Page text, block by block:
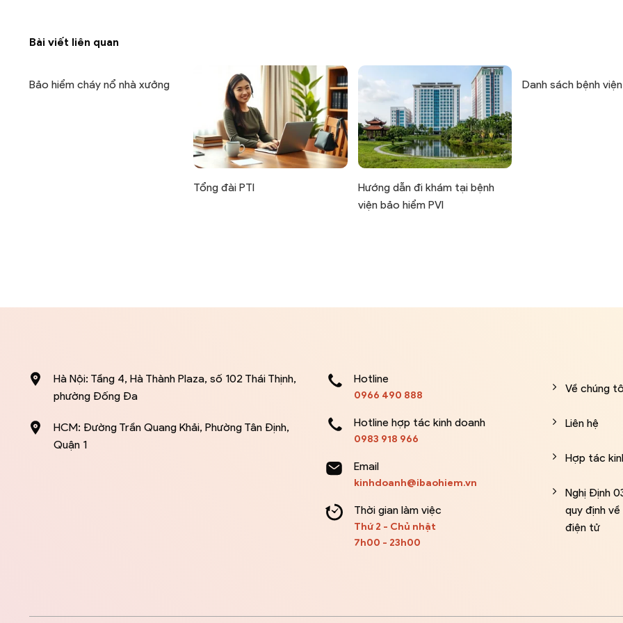
Bài viết liên quan
Bảo hiểm cháy nổ nhà xưởng
Tổng đài PTI
Hướng dẫn đi khám tại bệnh
viện bảo hiểm PVI
Danh sách bệnh viện
Hà Nội: Tầng 4, Hà Thành Plaza, số 102 Thái Thịnh,
phường Đống Đa
HCM: Đường Trần Quang Khải, Phường Tân Định,
Quận 1
Hotline
0966 490 888
Hotline hợp tác kinh doanh
0983 918 966
Email
kinhdoanh@ibaohiem.vn
Thời gian làm việc
Thứ 2 - Chủ nhật
7h00 - 23h00
Về chúng
Liên hệ
Hợp tác
Nghị Định
quy định
điện tử